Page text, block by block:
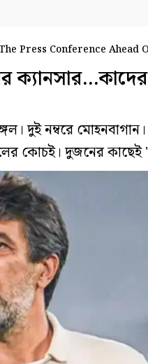
Press Conference Ahead
দুই নম্বরে
কোচই। দুজনের কাছেই